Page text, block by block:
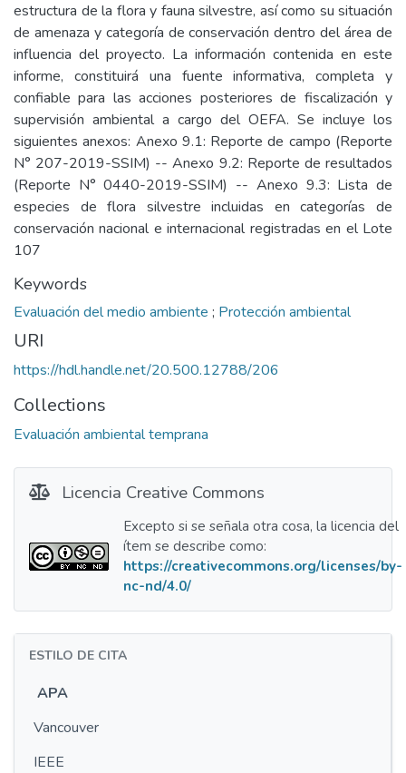
estructura de la flora y fauna silvestre, así como su situación
de amenaza y categoría de conservación dentro del área de
influencia del proyecto. La información contenida en este
informe, constituirá una fuente informativa, completa y
confiable para las acciones posteriores de fiscalización y
supervisión ambiental a cargo del OEFA. Se incluye los
siguientes anexos: Anexo 9.1: Reporte de campo (Reporte
N° 207-2019-SSIM) -- Anexo 9.2: Reporte de resultados
(Reporte N° 0440-2019-SSIM) -- Anexo 9.3: Lista de
especies de flora silvestre incluidas en categorías de
conservación nacional e internacional registradas en el Lote
107
Keywords
Evaluación del medio ambiente ; Protección ambiental
URI
https://hdl.handle.net/20.500.12788/206
Collections
Evaluación ambiental temprana
Licencia Creative Commons
Excepto si se señala otra cosa, la licencia del
ítem se describe como:
https://creativecommons.org/licenses/by-
nc-nd/4.0/
ESTILO DE CITA
APA
Vancouver
IEEE